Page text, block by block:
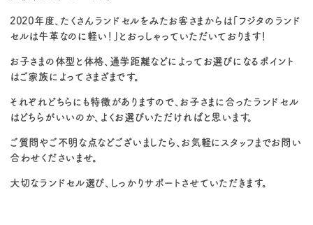
2020年度、たくさんランドセルをみたお客さまからは「フジタのランド
セルは牛革なのに軽い！」とおっしゃっていただいております！
お子さまの体型と体格、通学距離などによってお選びになるポイント
はご家族によってさまざまです。
それぞれどちらにも特徴がありますので、お子さまに合ったランドセル
はどちらがいいのか、よくお選びいただければと思います。
ご質問やご不明な点などございましたら、お気軽にスタッフまでお問い
合わせくださいませ。
大切なランドセル選び、しっかりサポートさせていただきます。